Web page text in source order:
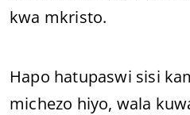
kwa mkristo.
Hapo hatupaswi sisi
michezo hiyo, wala